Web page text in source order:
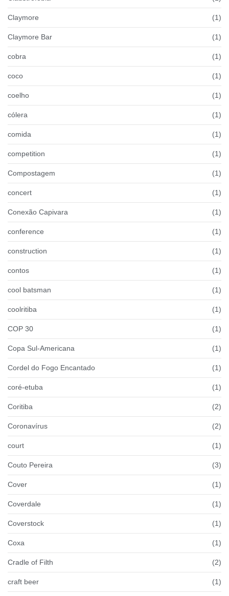
Claymore (1)
Claymore Bar (1)
cobra (1)
coco (1)
coelho (1)
cólera (1)
comida (1)
competition (1)
Compostagem (1)
concert (1)
Conexão Capivara (1)
conference (1)
construction (1)
contos (1)
cool batsman (1)
coolritiba (1)
COP 30 (1)
Copa Sul-Americana (1)
Cordel do Fogo Encantado (1)
coré-etuba (1)
Coritiba (2)
Coronavírus (2)
court (1)
Couto Pereira (3)
Cover (1)
Coverdale (1)
Coverstock (1)
Coxa (1)
Cradle of Filth (2)
craft beer (1)